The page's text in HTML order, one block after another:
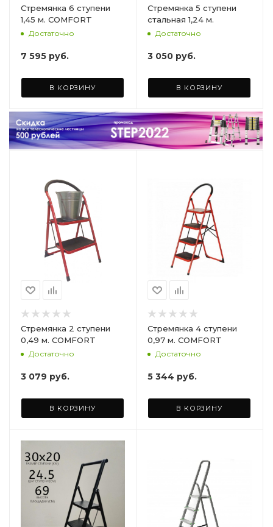
Стремянка 6 ступени
1,45 м. COMFORT
Достаточно
7 595 руб.
В КОРЗИНУ
Стремянка 5 ступени
стальная 1,24 м.
Достаточно
3 050 руб.
В КОРЗИНУ
Стремянка 2 ступени
0,49 м. COMFORT
Достаточно
3 079 руб.
В КОРЗИНУ
Стремянка 4 ступени
0,97 м. COMFORT
Достаточно
5 344 руб.
В КОРЗИНУ